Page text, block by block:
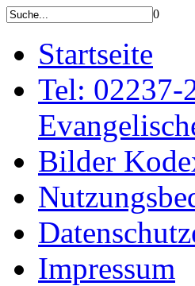
0
Startseite
Tel: 02237-
Bilder
Impressum